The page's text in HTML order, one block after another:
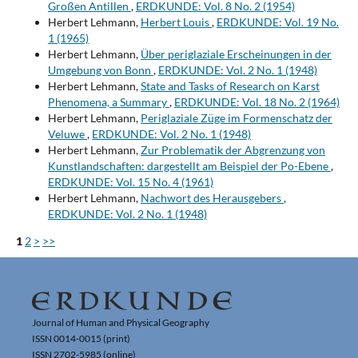
Großen Antillen , ERDKUNDE: Vol. 8 No. 2 (1954)
Herbert Lehmann, Herbert Louis, ERDKUNDE: Vol. 19 No.
1 (1965)
Herbert Lehmann, Über periglaziale Erscheinungen in der
Umgebung von Bonn , ERDKUNDE: Vol. 2 No. 1 (1948)
Herbert Lehmann,State and Tasks of Research on Karst
Phenomena, a Summary, ERDKUNDE: Vol. 18 No. 2 (1964)
Herbert Lehmann, Periglaziale Züge im Formenschatz der
Veluwe, ERDKUNDE: Vol. 2 No. 1 (1948)
Herbert Lehmann,Zur Problematik der Abgrenzung von
Kunstlandschaften: dargestellt am Beispiel der Po-Ebene,
ERDKUNDE: Vol. 15 No. 4 (1961)
Herbert Lehmann, Nachwort des Herausgebers,
ERDKUNDE: Vol. 2 No. 1 (1948)
1 2 > >>
Journal of Human and Physical Geography
ISSN 0014-0015 (print)
ISSN 2702-5985 (online)